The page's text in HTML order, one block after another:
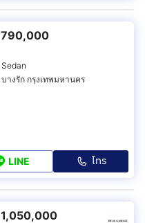
790,000
Sedan
บางรัก กรุงเทพมหานคร
LINE โทร
1,050,000